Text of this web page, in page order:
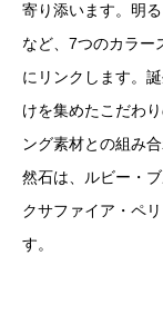
寄り添います。明
など、7つのカラー
にリンクします。
けを集めたこだわ
ング素材との組み
然石は、ルビー・
クサファイア・ペ
す。